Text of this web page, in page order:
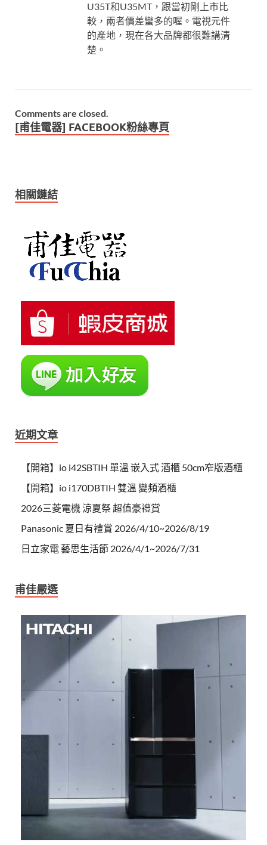
U35T和U35MT，跟當初剛上市比
較，兩者價差蠻多的喔。電視元件
的產地，現在各大品牌都很難講清
楚。
Comments are closed.
[甫佳電器] FACEBOOK粉絲專頁
相關鏈結
近期文章
【開箱】io i42SBTIH 單溫 嵌入式 酒櫃 50cm窄版酒櫃
【開箱】io i170DBTIH 雙溫 變頻酒櫃
2026三菱電機 涼夏祭 超值豪禮賞
Panasonic 夏日有禮賞 2026/4/10~2026/8/19
日立家電 藝思生活節 2026/4/1~2026/7/31
甫佳嚴選